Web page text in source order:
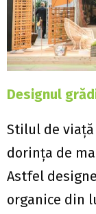
Designul
Stilul de
dorința de
Astfel
organice din